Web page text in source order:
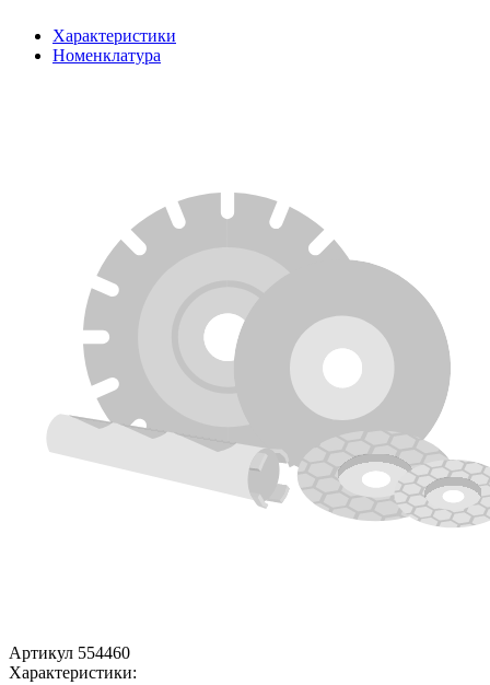
Характеристики
Номенклатура
Артикул 554460
Характеристики: